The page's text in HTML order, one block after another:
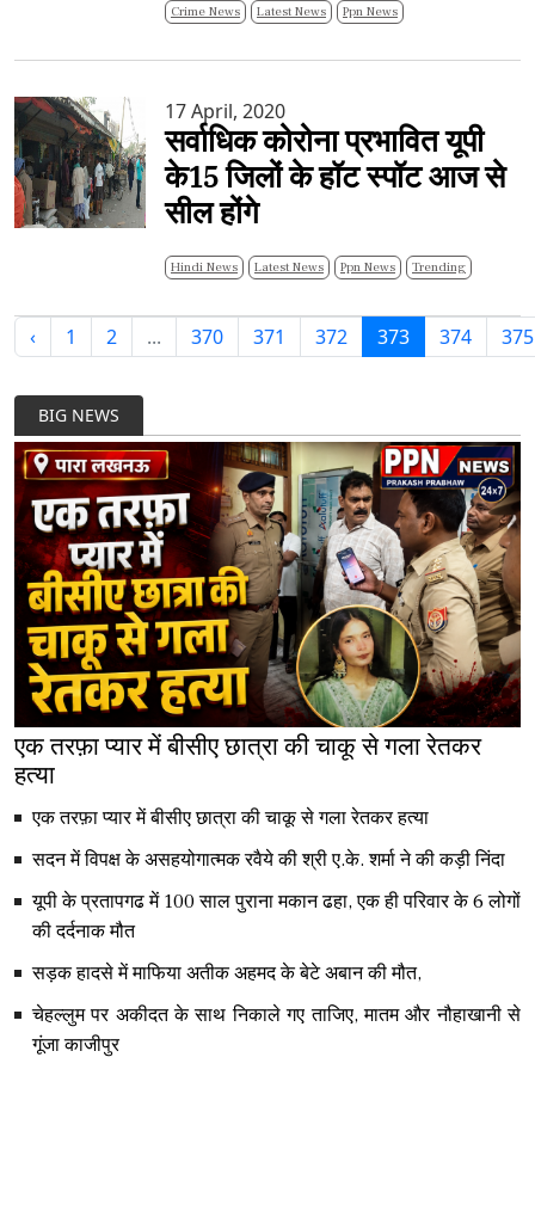
Crime News Latest News Ppn News
17 April, 2020
सर्वाधिक कोरोना प्रभावित यूपी
के15 जिलों के हॉट स्पॉट आज से
सील होंगे
Hindi News Latest News Ppn News Trending
‹ 1 2 ... 370 371 372 373 374 375
BIG NEWS
एक तरफ़ा प्यार में बीसीए छात्रा की चाकू से गला रेतकर
हत्या
एक तरफ़ा प्यार में बीसीए छात्रा की चाकू से गला रेतकर हत्या
सदन में विपक्ष के असहयोगात्मक रवैये की श्री ए.के. शर्मा ने की कड़ी निंदा
यूपी के प्रतापगढ में 100 साल पुराना मकान ढहा, एक ही परिवार के 6 लोगों
की दर्दनाक मौत
सड़क हादसे में माफिया अतीक अहमद के बेटे अबान की मौत,
चेहल्लुम पर अकीदत के साथ निकाले गए ताजिए, मातम और नौहाखानी से
गूंजा काजीपुर